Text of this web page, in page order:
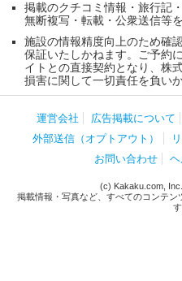
掲載のクチコミ情報・旅行記
無断複写・転載・公衆送信等
施設の情報精度向上のため確
保証いたしかねます。ご予約
イトとの直接契約となり、株
損害に関して一切責任を負いか
運営会社 広告掲載について
外部送信（オプトアウト）
お問い合わせ
(c) Kakaku.com,
掲載情報・写真など、すべてのコンテ
す